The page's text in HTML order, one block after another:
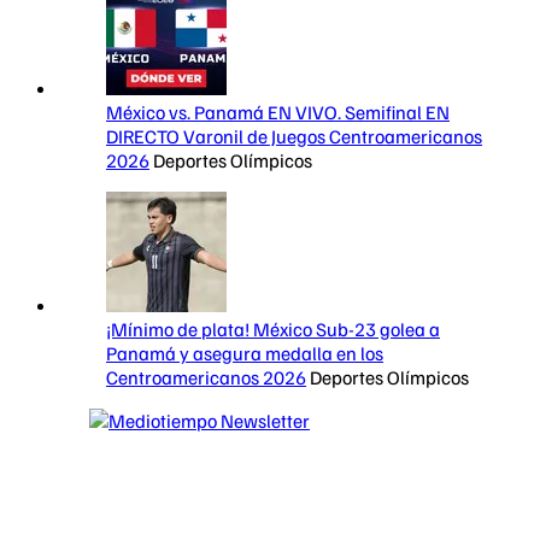
México vs. Panamá EN VIVO. Semifinal EN
DIRECTO Varonil de Juegos Centroamericanos
2026 Deportes Olímpicos
¡Mínimo de plata! México Sub-23 golea a
Panamá y asegura medalla en los
Centroamericanos 2026 Deportes Olímpicos